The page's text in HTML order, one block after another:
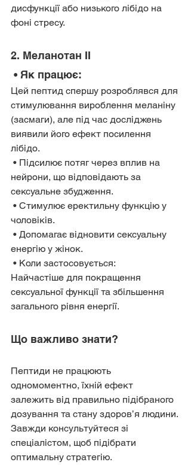
дисфункції або низького лібідо на
фоні стресу.
2. Меланотан II
• Як працює:
Цей пептид спершу розроблявся для
стимулювання вироблення меланіну
(засмаги), але під час досліджень
виявили його ефект посилення
лібідо.
нейрони, що відповідають за
сексуальне збудження.
чоловіків.
енергію у жінок.
• Коли застосовується:
Найчастіше для покращення
сексуальної функції та збільшення
загального рівня енергії.
Що важливо знати?
Пептиди не працюють
одномоментно, їхній ефект
залежить від правильно підібраного
дозування та стану здоров’я людини.
Завжди консультуйтеся зі
спеціалістом, щоб підібрати
оптимальну стратегію.